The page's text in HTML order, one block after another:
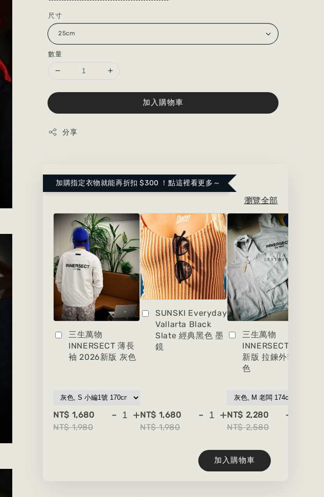
尺寸
數量
加入購物車
分享
加購指定衣物就能再折扣 $300 ！點這裡看更多～
瀏覽全部
三生萬物
INNERSECT 薄長
袖 2026新版 灰色
NT$ 1,680
NT$ 1,980
- +
SUNSKI Everyday
Vallarta Black
Slate 經典黑色 墨
鏡
NT$ 1,680
NT$ 1,980
- +
三生萬物
INNERSECT 2026
新版 拉鍊外套 灰
色
NT$ 2,280
NT$ 2,580
-
加入購物車